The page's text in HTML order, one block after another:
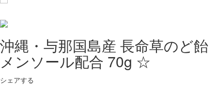
沖縄・与那国島産 長命草のど飴
メンソール配合 70g ☆
シェアする